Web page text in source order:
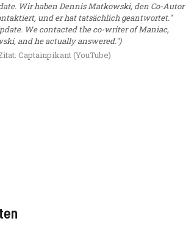
Wir haben Dennis Matkowski, den Co-Autor
und er hat tatsächlich geantwortet."
We contacted the co-writer of Maniac,
and he actually answered.")
Captainpikant (YouTube)